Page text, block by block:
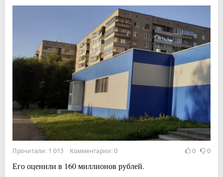
Прочитали: 1 013 Комментарии: 0 0 0
Его оценили в 160 миллионов рублей.